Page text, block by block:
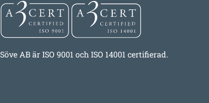
Söve AB är ISO 9001 och ISO 14001 certifierad.